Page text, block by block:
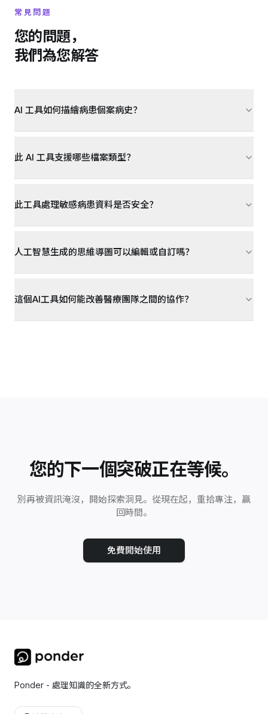
常見問題
您的問題，
我們為您解答
AI 工具如何描繪病患個案病史？
此 AI 工具支援哪些檔案類型？
此工具處理敏感病患資料是否安全？
人工智慧生成的思維導圖可以編輯或自訂嗎？
這個AI工具如何能改善醫療團隊之間的協作？
您的下一個突破正在等候。
別再被資訊淹沒，開始探索洞見。從現在起，重拾專注，贏
回時間。
免費開始使用
Ponder - 處理知識的全新方式。